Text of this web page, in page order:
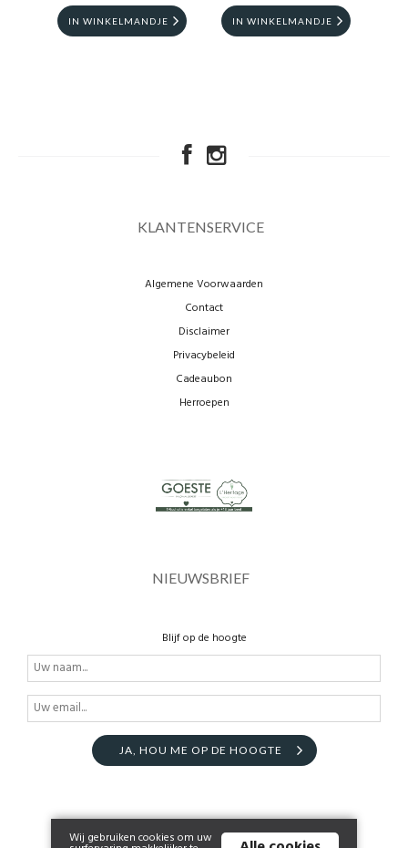
IN WINKELMANDJE IN WINKELMANDJE
KLANTENSERVICE
Algemene Voorwaarden
Contact
Disclaimer
Privacybeleid
Cadeaubon
Herroepen
NIEUWSBRIEF
Blijf op de hoogte
JA, HOU ME OP DE HOOGTE
Wij gebruiken cookies om uw